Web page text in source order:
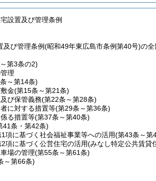
設置及び管理条例
及び管理条例(昭和49年東広島市条例第40号)の全
第3条の2)
理
～第14条)
金(第15条～第21条)
び保管義務(第22条～第28条)
に対する措置等(第29条～第36条)
る措置等(第37条～第40条)
41条・第42条)
項に基づく社会福祉事業等への活用(第43条～第
項に基づく公営住宅の活用(みなし特定公共賃貸
場の管理(第55条～第61条)
～第66条)